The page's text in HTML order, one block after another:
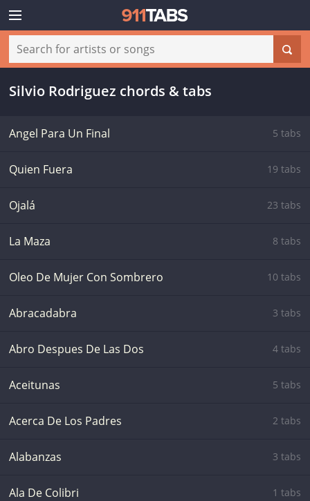
Silvio Rodriguez chords & tabs
Angel Para Un Final 5 tabs
Quien Fuera 19 tabs
Ojalá 23 tabs
La Maza 8 tabs
Oleo De Mujer Con Sombrero 10 tabs
Abracadabra 3 tabs
Abro Despues De Las Dos 4 tabs
Aceitunas 5 tabs
Acerca De Los Padres 2 tabs
Alabanzas 3 tabs
Ala De Colibri 1 tabs